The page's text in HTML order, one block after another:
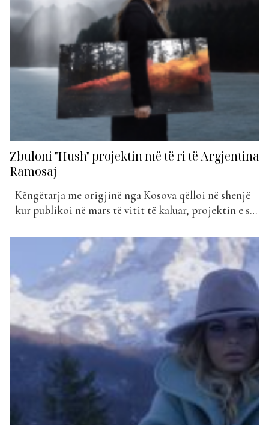
Zbuloni "Hush" projektin më të ri të Argjentina
Ramosaj
Këngëtarja me origjinë nga Kosova qëlloi në shenjë
kur publikoi në mars të vitit të kaluar, projektin e saj
kjo këngë tërhoqi menjëherë vëmendjen e publikut
dhe është pjesë e “The Top List” prej 29 javësh.
Argjentina rikthehet sërish me një...